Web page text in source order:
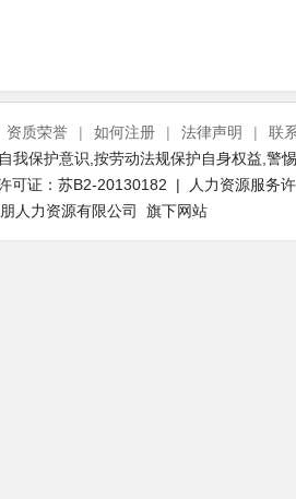
资质荣誉 | 如何注册 | 法律声明 |
联
我保护意识,按劳动法规保护自身权益,警
可证：苏B2-20130182 | 人力资源服务
人力资源有限公司 旗下网站